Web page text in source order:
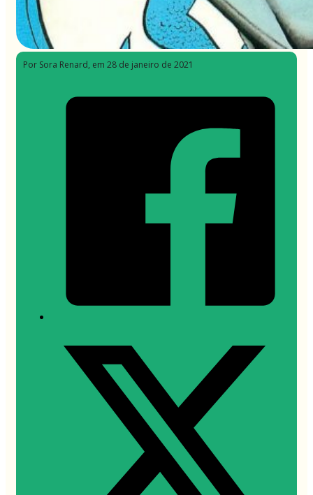
Por Sora Renard, em 28 de janeiro de 2021